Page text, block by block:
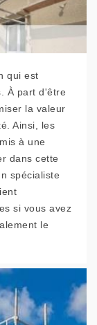
qui est
À part d'être
la valeur
Ainsi, les
à une
dans cette
spécialiste
si vous avez
le